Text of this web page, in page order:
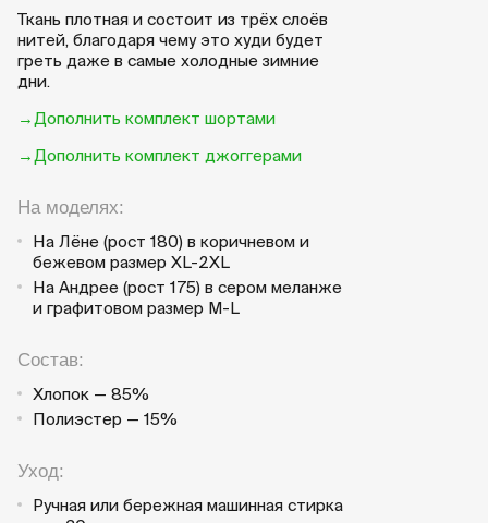
Ткань плотная и состоит из трёх слоёв
нитей, благодаря чему это худи будет
греть даже в самые холодные зимние
дни.
→Дополнить комплект шортами
→Дополнить комплект джоггерами
На моделях:
На Лёне (рост 180) в коричневом и
бежевом размер XL-2XL
На Андрее (рост 175) в сером меланже
и графитовом размер M-L
Состав:
Хлопок — 85%
Полиэстер — 15%
Уход:
Ручная или бережная машинная стирка